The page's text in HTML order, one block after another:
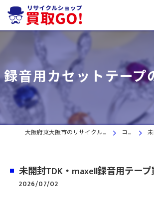
録音用カセットテープ
大阪府東大阪市のリサイクルショップなら買取GO! コラム 未
未開封TDK・maxell録音用テー
2026/07/02